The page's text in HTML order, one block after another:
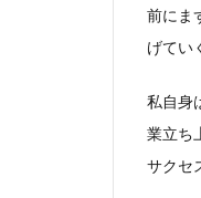
の原
400
社
の
支
前にま
げてい
私自身
業立ち
サクセ